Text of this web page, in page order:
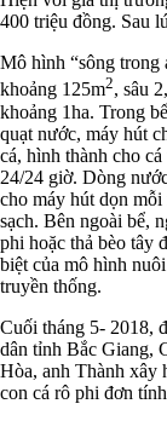
400 triệu đồng. Sau
Mô hình “sông trong
khoảng 125m2, sâu
khoảng 1ha. Trong
quạt nước, máy hút
cá, hình thành cho
24/24 giờ. Dòng
cho máy hút dọn
sạch. Bên ngoài bể,
phi hoặc thả bèo tây
biệt của mô hình
truyền thống.
Cuối tháng 5- 2018,
dân tỉnh Bắc Giang,
Hòa, anh Thành xây
con cá rô phi đơn